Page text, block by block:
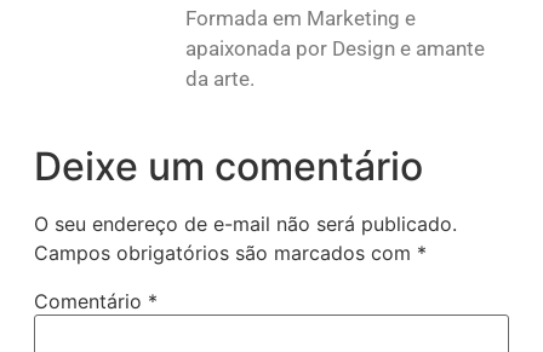
Formada em Marketing e
apaixonada por Design e amante
da arte.
Deixe um comentário
O seu endereço de e-mail não será publicado.
Campos obrigatórios são marcados com *
Comentário *